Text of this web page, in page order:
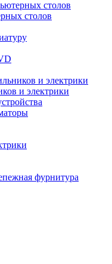
столов
и электрики
фурнитура